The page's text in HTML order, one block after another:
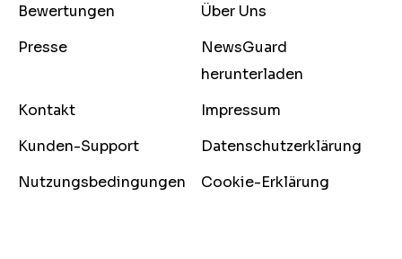
Bewertungen
Über Uns
Presse
NewsGuard
herunterladen
Kontakt
Impressum
Kunden-Support
Datenschutzerklärung
Nutzungsbedingungen
Cookie-Erklärung